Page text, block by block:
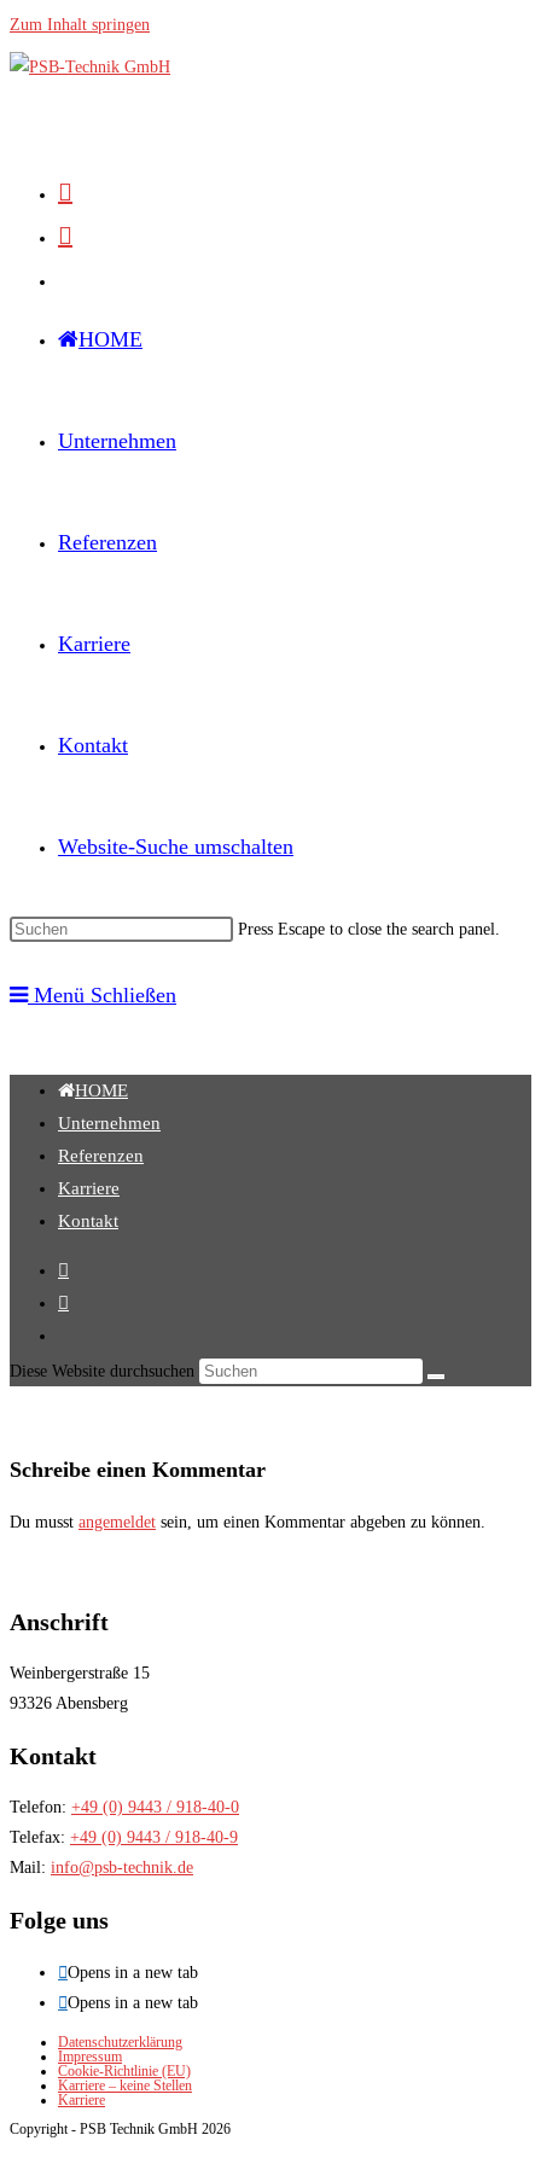
Zum Inhalt springen
HOME
Unternehmen
Referenzen
Karriere
Kontakt
Website-Suche umschalten
Press Escape to close the search panel.
Menü Schließen
HOME
Unternehmen
Referenzen
Karriere
Kontakt
Diese Website durchsuchen
Schreibe einen Kommentar
Du musst angemeldet sein, um einen Kommentar abgeben zu können.
Anschrift
Weinbergerstraße 15
93326 Abensberg
Kontakt
Telefon: +49 (0) 9443 / 918-40-0
Telefax: +49 (0) 9443 / 918-40-9
Mail: info@psb-technik.de
Folge uns
Opens in a new tab
Opens in a new tab
Datenschutzerklärung
Impressum
Cookie-Richtlinie (EU)
Karriere – keine Stellen
Karriere
Copyright - PSB Technik GmbH 2026